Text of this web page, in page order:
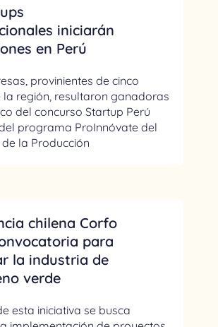
iniciarán
en Perú
provinientes de cinco
la región, resultaron ganadoras
del concurso Startup Perú
del programa ProInnóvate del
de la Producción
chilena Corfo
para
la industria de
verde
esta iniciativa se busca